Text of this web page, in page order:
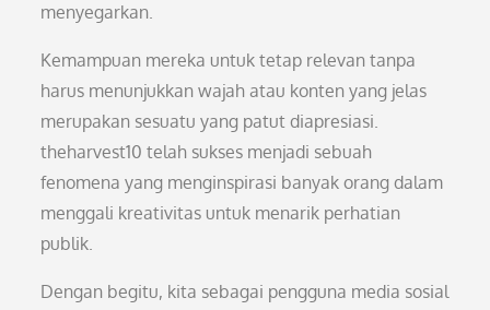
menyegarkan.
Kemampuan mereka untuk tetap relevan tanpa
harus menunjukkan wajah atau konten yang jelas
merupakan sesuatu yang patut diapresiasi.
theharvest10 telah sukses menjadi sebuah
fenomena yang menginspirasi banyak orang dalam
menggali kreativitas untuk menarik perhatian
publik.
Dengan begitu, kita sebagai pengguna media sosial